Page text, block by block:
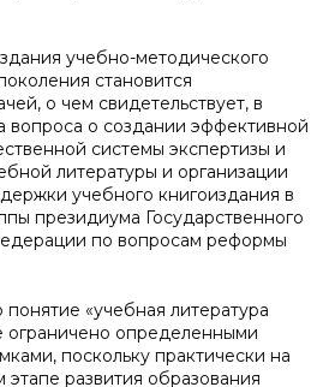
учебно-методического
становится
о чем свидетельствует, в
вопроса о создании эффективной
системы экспертизы и
литературы и организации
учебного книгоиздания в
президиума Государственного
по вопросам реформы
понятие «учебная литература
ограничено определенными
поскольку практически на
развития образования